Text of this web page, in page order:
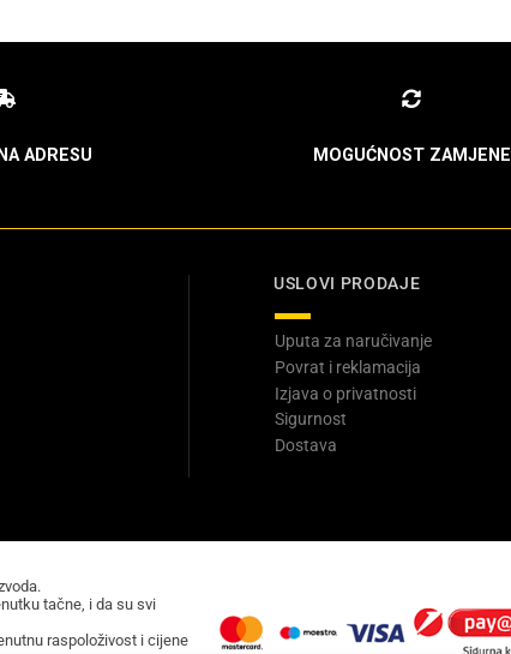
ADRESU MOGUĆNOST ZAMJENE
USLOVI PRODAJE
Uputa za naručivanje
Povrat i reklamacija
Izjava o privatnosti
Sigurnost
Dostava
tačne, i da su svi
raspoloživost i cijene